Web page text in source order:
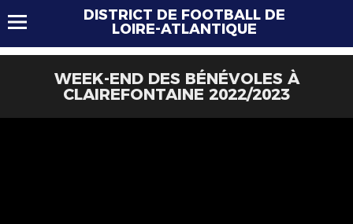
DISTRICT DE FOOTBALL DE
LOIRE-ATLANTIQUE
WEEK-END DES BÉNÉVOLES À
CLAIREFONTAINE 2022/2023